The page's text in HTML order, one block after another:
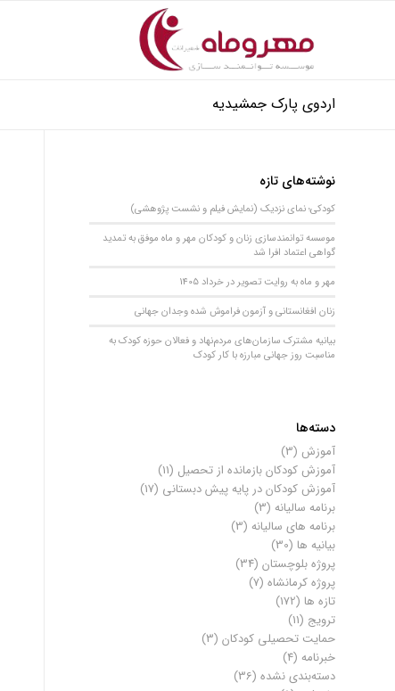
اردوی پارک جمشیدیه
نوشته‌های تازه
کودکی؛ نمای نزدیک (نمایش فیلم و نشست پژوهشی)
موسسه توانمندسازی زنان و کودکان مهر و ماه موفق به تمدید
گواهی اعتماد افرا شد
مهر و ماه به روایت تصویر در خرداد 1405
زنان افغانستانی و آزمون فراموش شده وجدان جهانی
بیانیه مشترک سازمان‌های مردم‌نهاد و فعالان حوزه کودک به
مناسبت روز جهانی مبارزه با کار کودک
دسته‌ها
آموزش (3)
آموزش کودکان بازمانده از تحصیل (11)
آموزش کودکان در پایه پیش دبستانی (17)
برنامه سالیانه (3)
برنامه های سالیانه (3)
بیانیه ها (30)
پروژه بلوچستان (34)
پروژه کرمانشاه (7)
تازه ها (172)
ترویج (11)
حمایت تحصیلی کودکان (3)
خبرنامه (4)
دسته‌بندی نشده (36)